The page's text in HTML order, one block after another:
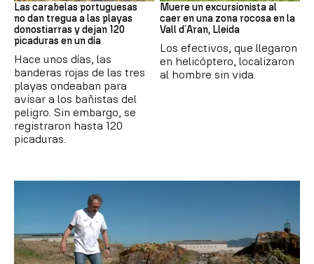
Las carabelas portuguesas
no dan tregua a las playas
donostiarras y dejan 120
picaduras en un día
Hace unos días, las
banderas rojas de las tres
playas ondeaban para
avisar a los bañistas del
peligro. Sin embargo, se
registraron hasta 120
picaduras.
Muere un excursionista al
caer en una zona rocosa en la
Vall d´Aran, Lleida
Los efectivos, que llegaron
en helicóptero, localizaron
al hombre sin vida.